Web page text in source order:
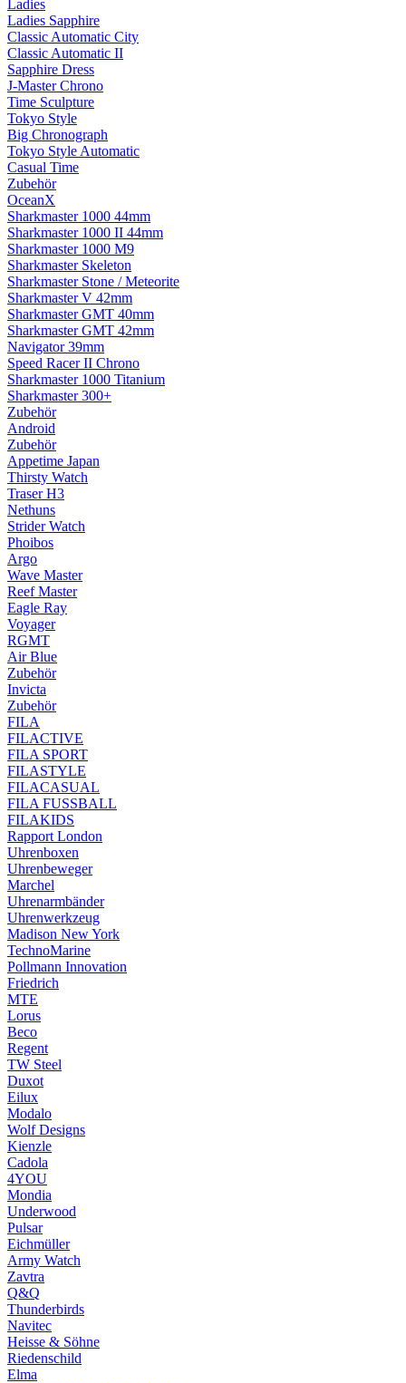
Ladies
Ladies Sapphire
Classic Automatic City
Classic Automatic II
Sapphire Dress
J-Master Chrono
Time Sculpture
Tokyo Style
Big Chronograph
Tokyo Style Automatic
Casual Time
Zubehör
OceanX
Sharkmaster 1000 44mm
Sharkmaster 1000 II 44mm
Sharkmaster 1000 M9
Sharkmaster Skeleton
Sharkmaster Stone / Meteorite
Sharkmaster V 42mm
Sharkmaster GMT 40mm
Sharkmaster GMT 42mm
Navigator 39mm
Speed Racer II Chrono
Sharkmaster 1000 Titanium
Sharkmaster 300+
Zubehör
Android
Zubehör
Appetime Japan
Thirsty Watch
Traser H3
Nethuns
Strider Watch
Phoibos
Argo
Wave Master
Reef Master
Eagle Ray
Voyager
RGMT
Air Blue
Zubehör
Invicta
Zubehör
FILA
FILACTIVE
FILA SPORT
FILASTYLE
FILACASUAL
FILA FUSSBALL
FILAKIDS
Rapport London
Uhrenboxen
Uhrenbeweger
Marchel
Uhrenarmbänder
Uhrenwerkzeug
Madison New York
TechnoMarine
Pollmann Innovation
Friedrich
MTE
Lorus
Beco
Regent
TW Steel
Duxot
Eilux
Modalo
Wolf Designs
Kienzle
Cadola
4YOU
Mondia
Underwood
Pulsar
Eichmüller
Army Watch
Zavtra
Q&Q
Thunderbirds
Navitec
Heisse & Söhne
Riedenschild
Elma